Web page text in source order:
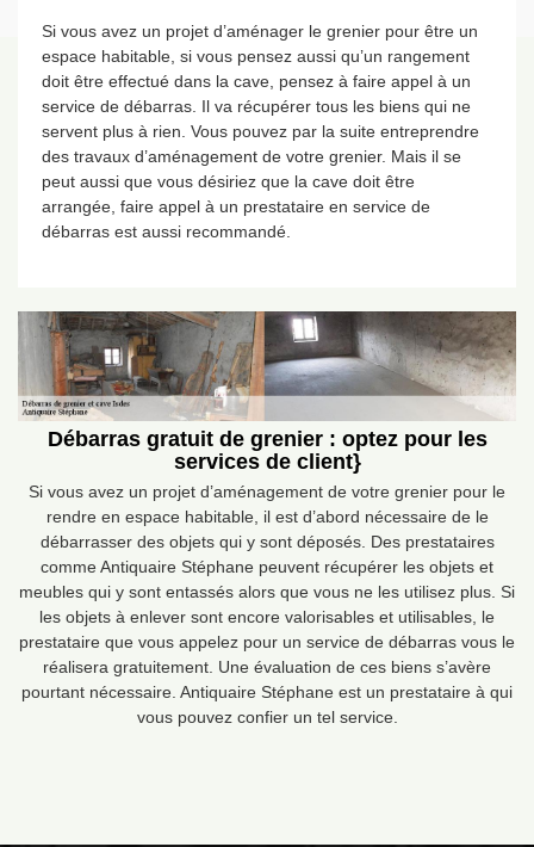
Si vous avez un projet d’aménager le grenier pour être un
espace habitable, si vous pensez aussi qu’un rangement
doit être effectué dans la cave, pensez à faire appel à un
service de débarras. Il va récupérer tous les biens qui ne
servent plus à rien. Vous pouvez par la suite entreprendre
des travaux d’aménagement de votre grenier. Mais il se
peut aussi que vous désiriez que la cave doit être
arrangée, faire appel à un prestataire en service de
débarras est aussi recommandé.
Débarras gratuit de grenier : optez pour les
services de client}
Si vous avez un projet d’aménagement de votre grenier pour le
rendre en espace habitable, il est d’abord nécessaire de le
débarrasser des objets qui y sont déposés. Des prestataires
comme Antiquaire Stéphane peuvent récupérer les objets et
meubles qui y sont entassés alors que vous ne les utilisez plus. Si
les objets à enlever sont encore valorisables et utilisables, le
prestataire que vous appelez pour un service de débarras vous le
réalisera gratuitement. Une évaluation de ces biens s’avère
pourtant nécessaire. Antiquaire Stéphane est un prestataire à qui
vous pouvez confier un tel service.